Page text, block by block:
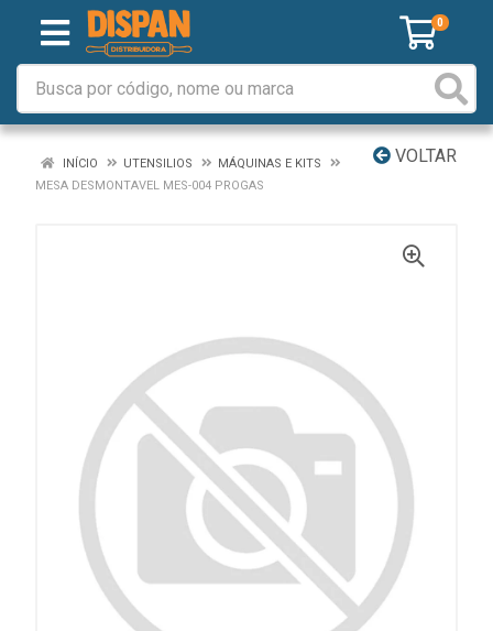
0
VOLTAR
INÍCIO UTENSILIOS
MÁQUINAS E KITS
MESA DESMONTAVEL MES-004 PROGAS